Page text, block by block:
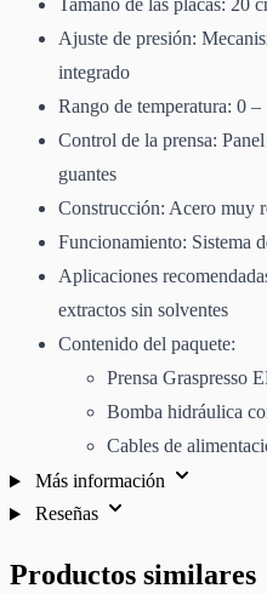
Tamaño de las placas: 20
Ajuste de presión:
integrado
Rango de temperatura: 0 –
Control de la prensa:
guantes
Construcción: Acero muy
Funcionamiento: Sistema
Aplicaciones
extractos sin solventes
Contenido del paquete:
Prensa Graspresso
Bomba hidráulica
Cables de
Más información
Reseñas
Productos similares